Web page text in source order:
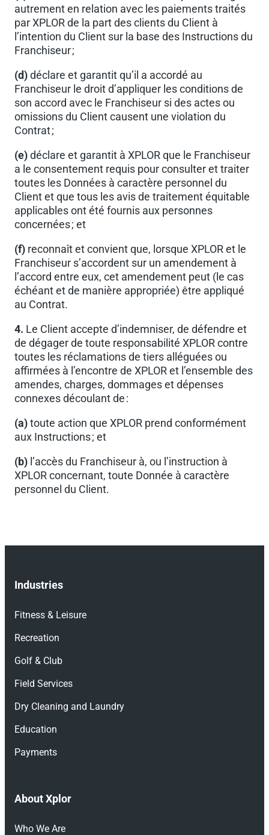
autrement en relation avec les paiements traités
par XPLOR de la part des clients du Client à
l’intention du Client sur la base des Instructions du
Franchiseur ;
(d)déclare et garantit qu’il a accordé au
Franchiseur le droit d’appliquer les conditions de
son accord avec le Franchiseur si des actes ou
omissions du Client causent une violation du
Contrat ;
(e)déclare et garantit à XPLOR que le Franchiseur
a le consentement requis pour consulter et traiter
toutes les Données à caractère personnel du
Client et que tous les avis de traitement équitable
applicables ont été fournis aux personnes
concernées ; et
(f) reconnaît et convient que, lorsque XPLOR et le
Franchiseur s’accordent sur un amendement à
l’accord entre eux, cet amendement peut (le cas
échéant et de manière appropriée) être appliqué
au Contrat.
4. Le Client accepte d’indemniser, de défendre et
de dégager de toute responsabilité XPLOR contre
toutes les réclamations de tiers alléguées ou
affirmées à l’encontre de XPLOR et l’ensemble des
amendes, charges, dommages et dépenses
connexes découlant de :
(a)toute action que XPLOR prend conformément
aux Instructions ; et
(b) l’accès du Franchiseur à, ou l’instruction à
XPLOR concernant, toute Donnée à caractère
personnel du Client.
Industries
Fitness & Leisure
Recreation
Golf & Club
Field Services
Dry Cleaning and Laundry
Education
Payments
About Xplor
Who We Are